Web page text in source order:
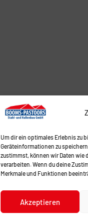
Um dir ein optimales Erlebnis zu
Geräteinformationen zu
zustimmst, können wir Daten wie
verarbeiten. Wenn du deine
Merkmale und Funktionen
Akzeptieren